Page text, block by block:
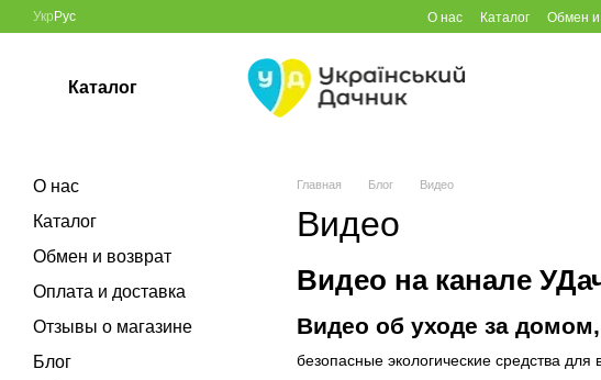
Перейти к основному контенту
Укр Рус О нас Каталог Обмен и
Каталог
Главная Блог Видео
Видео
Видео на канале
Видео об уходе за
безопасные экологические средства
О нас
Каталог
Обмен и возврат
Оплата и доставка
Отзывы о магазине
Блог